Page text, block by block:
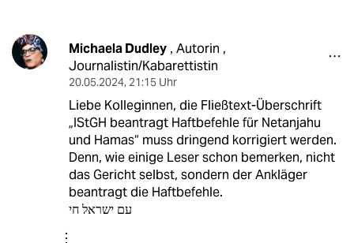
Michaela Dudley, Autorin ,
Journalistin/Kabarettistin
20.05.2024, 21:15 Uhr
Liebe Kolleginnen, die Fließtext-Überschrift
„IStGH beantragt Haftbefehle für Netanjahu
und Hamas“ muss dringend korrigiert werden.
Denn, wie einige Leser schon bemerken, nicht
das Gericht selbst, sondern der Ankläger
beantragt die Haftbefehle.
עם ישראל חי